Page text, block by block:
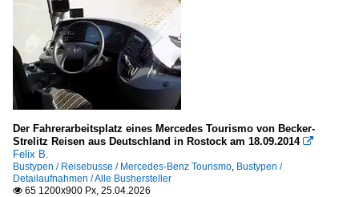
Der Fahrerarbeitsplatz eines Mercedes Tourismo von Becker-
Strelitz Reisen aus Deutschland in Rostock am 18.09.2014 
Felix B.
Bustypen / Reisebusse / Mercedes-Benz Tourismo, Bustypen /
Detailaufnahmen / Alle Bushersteller
 65 1200x900 Px, 25.04.2026